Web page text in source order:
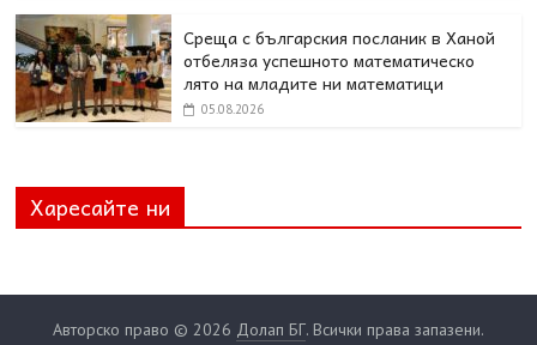
Среща с българския посланик в Ханой
отбеляза успешното математическо
лято на младите ни математици
05.08.2026
Харесайте ни
Авторско право © 2026 Долап БГ. Всички права запазени.